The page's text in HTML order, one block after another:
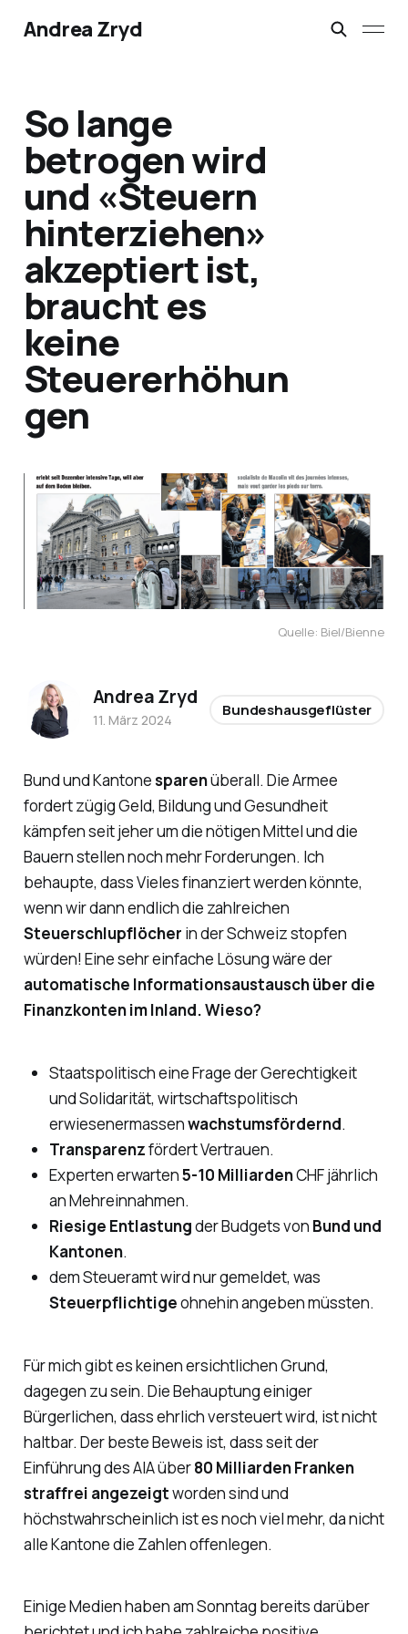
Andrea Zryd
So lange
betrogen wird
und «Steuern
hinterziehen»
akzeptiert ist,
braucht es
keine
Steuererhöhun
gen
Quelle: Biel/Bienne
Bund und Kantonesparenüberall. Die Armee
fordert zügig Geld, Bildung und Gesundheit
kämpfen seit jeher um die nötigen Mittel und die
Bauern stellen noch mehr Forderungen. Ich
behaupte, dass Vieles finanziert werden könnte,
wenn wir dann endlich die zahlreichen
Steuerschlupflöcher in der Schweiz stopfen
würden! Eine sehr einfache Lösung wäre der
automatische Informationsaustausch über die
Finanzkonten im Inland. Wieso?
Staatspolitisch eine Frage der Gerechtigkeit
und Solidarität, wirtschaftspolitisch
erwiesenermassenwachstumsfördernd.
Transparenzfördert Vertrauen.
Experten erwarten5-10 MilliardenCHF jährlich
an Mehreinnahmen.
Riesige Entlastungder Budgets von Bund und
Kantonen.
dem Steueramt wird nur gemeldet, was
Steuerpflichtigeohnehin angeben müssten.
Für mich gibt es keinen ersichtlichen Grund,
dagegen zu sein. Die Behauptung einiger
Bürgerlichen, dass ehrlich versteuert wird, ist nicht
haltbar. Der beste Beweis ist, dass seit der
Einführung des AIA über80 Milliarden Franken
straffrei angezeigtworden sind und
höchstwahrscheinlich ist es noch viel mehr, da nicht
alle Kantone die Zahlen offenlegen.
Einige Medien haben am Sonntag bereits darüber
Andrea Zryd
11. März 2024
Bundeshausgeflüster